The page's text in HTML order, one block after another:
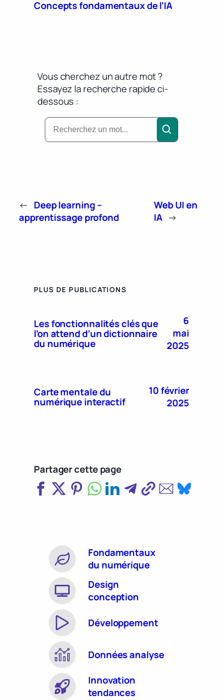
Concepts fondamentaux de l’IA
Vous cherchez un autre mot ?
Essayez la recherche rapide ci-
dessous :
← Deep learning –
apprentissage profond
Web UI en
IA →
PLUS DE PUBLICATIONS
Les fonctionnalités clés que
l’on attend d’un dictionnaire
du numérique
6
mai
2025
Carte mentale du
numérique interactif
10 février
2025
Partager cette page
Fondamentaux
du numérique
Design
conception
Développement
Données analyse
Innovation
tendances